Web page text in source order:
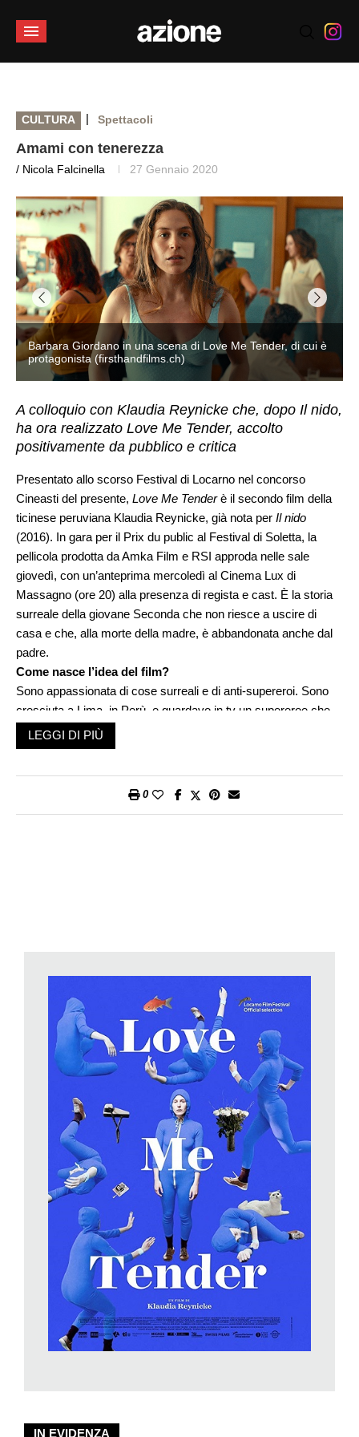
CULTURA | Spettacoli
Amami con tenerezza
/ Nicola Falcinella 27 Gennaio 2020
Barbara Giordano in una scena di Love Me Tender, di cui è
protagonista (firsthandfilms.ch)
A colloquio con Klaudia Reynicke che, dopo Il nido,
ha ora realizzato Love Me Tender, accolto
positivamente da pubblico e critica
Presentato allo scorso Festival di Locarno nel concorso
Cineasti del presente, Love Me Tenderè il secondo film della
ticinese peruviana Klaudia Reynicke, già nota per Il nido
(2016). In gara per il Prix du public al Festival di Soletta, la
pellicola prodotta da Amka Film e RSI approda nelle sale
giovedì, con un’anteprima mercoledì al Cinema Lux di
Massagno (ore 20) alla presenza di regista e cast. È la storia
surreale della giovane Seconda che non riesce a uscire di
casa e che, alla morte della madre, è abbandonata anche dal
padre.
Come nasce l’idea del film?
Sono appassionata di cose surreali e di anti-supereroi. Sono
cresciuta a Lima, in Perù, e guardavo in tv un supereroe che
faceva tutto male e mi faceva ridere. E poi è un dramma su
una lotta interiore, una cosa che non si vede spesso.
Seconda da una parte gestisce benissimo il suo corpo, allo
è di evoluzione, impara a volersi bene. Naturalmente c’è anche
la canzone di Elvis Presley. Amo il kitsch e gli imitatori di Elvis.
Il film non è né dramma né commedia e gli imitatori rientrano in
questo genere.
A chi si è ispirata?
Mi piacciono i film surreali. Quando vidi
Un chien andalou
Buñuel ci pensai per giorni. Ho una formazione da sociologa e
da artista, questo film non arriva solo dal cinema, ma ho preso
ispirazione da varie arti. Per esempio lo scontro iniziale viene
dalle performance di Marina Abramovich.
È un film molto diverso daIl nido
Il nido per me è stato una scuola per capire come funziona la
macchina della finzione. Ho avuto la fortuna di produrlo e
realizzarlo in fretta. Dovevo capire quello che non volevo più
fare, come raccontare una storia classica. Lavorando a
ascoltavo chi aveva più esperienza, ma non ne sono rimasta
soddisfatta, mentre di
Love Me Tender
personale e artistico. Non penso di poter fare qualcosa di
classico ed essere felice del risultato, non mi basta raccontare
LEGGI DI PIÙ
0
IN EVIDENZA